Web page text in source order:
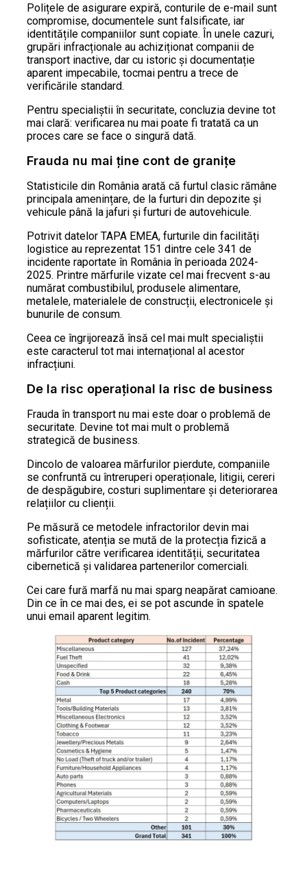
Polițele de asigurare expiră, conturile de e-mail sunt
compromise, documentele sunt falsificate, iar
identitățile companiilor sunt copiate. În unele cazuri,
grupări infracționale au achiziționat companii de
transport inactive, dar cu istoric și documentație
aparent impecabile, tocmai pentru a trece de
verificările standard.
Pentru specialiștii în securitate, concluzia devine tot
mai clară: verificarea nu mai poate fi tratată ca un
proces care se face o singură dată.
Frauda nu mai ține cont de granițe
Statisticile din România arată că furtul clasic rămâne
principala amenințare, de la furturi din depozite și
vehicule până la jafuri și furturi de autovehicule.
Potrivit datelor TAPA EMEA, furturile din facilități
logistice au reprezentat 151 dintre cele 341 de
incidente raportate în România în perioada 2024-
2025. Printre mărfurile vizate cel mai frecvent s-au
numărat combustibilul, produsele alimentare,
metalele, materialele de construcții, electronicele și
bunurile de consum.
Ceea ce îngrijorează însă cel mai mult specialiștii
este caracterul tot mai internațional al acestor
infracțiuni.
De la risc operațional la risc de business
Frauda în transport nu mai este doar o problemă de
securitate. Devine tot mai mult o problemă
strategică de business.
Dincolo de valoarea mărfurilor pierdute, companiile
se confruntă cu întreruperi operaționale, litigii, cereri
de despăgubire, costuri suplimentare și deteriorarea
relațiilor cu clienții.
Pe măsură ce metodele infractorilor devin mai
sofisticate, atenția se mută de la protecția fizică a
mărfurilor către verificarea identității, securitatea
cibernetică și validarea partenerilor comerciali.
Cei care fură marfă nu mai sparg neapărat camioane.
Din ce în ce mai des, ei se pot ascunde în spatele
unui email aparent legitim.